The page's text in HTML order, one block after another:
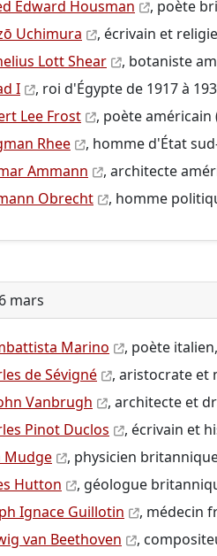
Edward Housman , poète
Uchimura , écrivain et
Lott Shear , botaniste
I , roi d'Égypte de 1917 à
Lee Frost , poète américain
Rhee , homme d'État
Ammann , architecte
Obrecht , homme
mars
Marino , poète
de Sévigné
, aristocrate et
Vanbrugh
, architecte et
Pinot Duclos
, écrivain et
Mudge
, physicien
Hutton
, géologue
Ignace Guillotin , médecin
van Beethoven
,